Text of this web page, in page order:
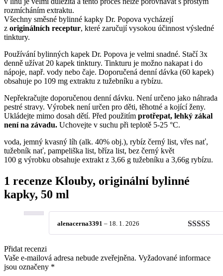
rozmícháním extraktu.
Všechny směsné bylinné kapky Dr. Popova vycházejí
z originálních receptur, které zaručují vysokou účinnost výsledné
tinktury.
Používání bylinných kapek Dr. Popova je velmi snadné. Stačí 3x
denně užívat 20 kapek tinktury. Tinkturu je možno nakapat i do
nápoje, např. vody nebo čaje. Doporučená denní dávka (60 kapek)
obsahuje po 109 mg extraktu z tužebníku a rybízu.
Nepřekračujte doporučenou denní dávku. Není určeno jako náhrada
pestré stravy. Výrobek není určen pro děti, těhotné a kojící ženy.
Ukládejte mimo dosah dětí. Před použitím protřepat, lehký zákal
není na závadu. Uchovejte v suchu při teplotě 5-25 °C.
voda, jemný kvasný líh (alk. 40% obj.), rybíz černý list, vřes nať,
tužebník nať, pampeliška list, bříza list, bez černý květ
100 g výrobku obsahuje extrakt z 3,66 g tužebníku a 3,66g rybízu.
1 recenze Klouby, originální bylinné
kapky, 50 ml
alenacerna3391 – 18. 1. 2026
Přidat recenzi
Vaše e-mailová adresa nebude zveřejněna. Vyžadované informace
jsou označeny *